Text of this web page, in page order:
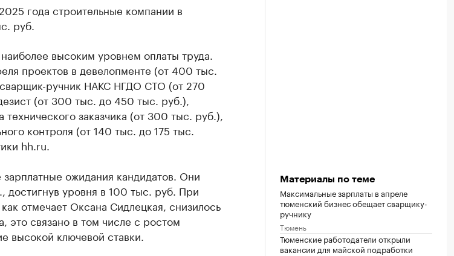
года строительные компании в
руб.
высоким уровнем оплаты труда.
проектов в девелопменте (от 400 тыс.
ручник НАКС НГДО СТО (от 270
(от 300 тыс. до 450 тыс. руб.),
технического заказчика (от 300 тыс. руб.),
контроля (от 140 тыс. до 175 тыс.
hh.ru.
ожидания кандидатов. Они
достигнув уровня в 100 тыс. руб. При
отмечает Оксана Сидлецкая, снизилось
это связано в том числе с ростом
высокой ключевой ставки.
Материалы по теме
Максимальные зарплаты в апреле
тюменский бизнес обещает сварщику-
ручнику
Тюмень
Тюменские работодатели открыли
вакансии для майской подработки